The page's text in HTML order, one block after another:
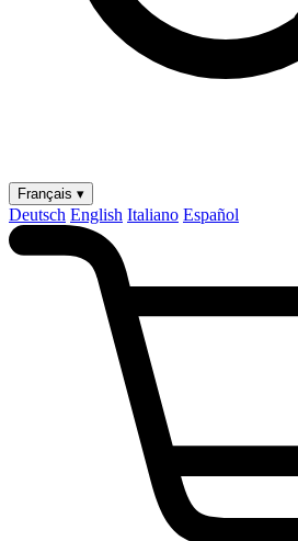
Français ▾
Deutsch English Italiano Español